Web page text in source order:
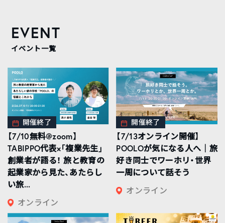
EVENT
イベント一覧
開催終了
【7/10無料@zoom】
TABIPPO代表×「複業先生」
創業者が語る！ 旅と教育の
起業家から見た、あたらし
い旅...
オンライン
開催終了
【7/13オンライン開催】
POOLOが気になる人へ｜旅
好き同士でワーホリ・世界
一周について話そう
オンライン